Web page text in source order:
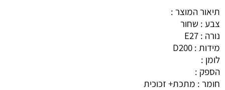
תיאור המוצר :
צבע : שחור
נורה : E27
מידות : D200
לומן :
הספק :
חומר : מתכת+ זכוכית